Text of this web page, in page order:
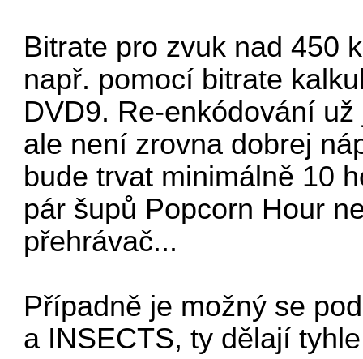
Bitrate pro zvuk nad 450
např. pomocí bitrate
DVD9. Re-enkódování
ale není zrovna dobrej
bude trvat minimálně 10
pár šupů Popcorn Hour
přehrávač...
Případně je možný se
a INSECTS, ty dělají